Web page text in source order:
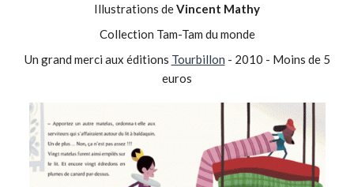
Illustrations deVincent Mathy
Collection Tam-Tam du monde
Un grand merci aux éditions Tourbillon - 2010 - Moins de 5
euros